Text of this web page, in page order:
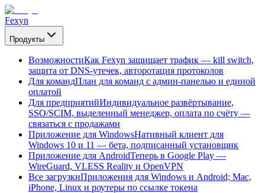
Fexyn
Продукты
ВозможностиКак Fexyn защищает трафик — kill switch,
защита от DNS-утечек, авторотация протоколов
Для командПлан для команд с админ-панелью и единой
оплатой
Для предприятийИндивидуальное развёртывание,
SSO/SCIM, выделенный менеджер, оплата по счёту —
связаться с продажами
Приложение для WindowsНативный клиент для
Windows 10 и 11 — бета, подписанный установщик
Приложение для AndroidТеперь в Google Play —
WireGuard, VLESS Reality и OpenVPN
Все загрузкиПриложения для Windows и Android; Mac,
iPhone, Linux и роутеры по ссылке токена